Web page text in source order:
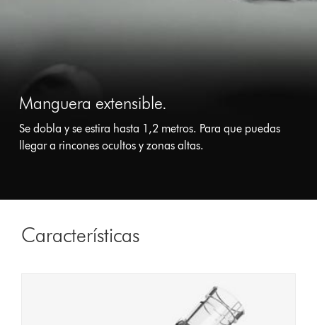
Manguera extensible.
Se dobla y se estira hasta 1,2 metros. Para que puedas
llegar a rincones ocultos y zonas altas.
Características